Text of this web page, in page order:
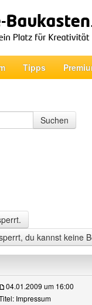
Tipps
Suchen
du kannst keine
04.01.2009 um 16:00
Impressum